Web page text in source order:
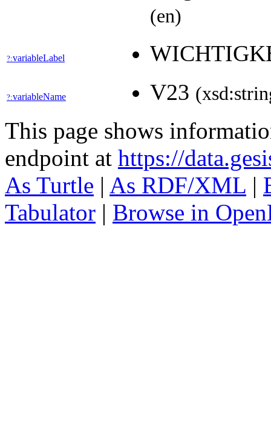
(en)
?:variableLabel
?:variableName V23
This page shows
endpoint at https://
As Turtle | As RDF/XML |
Tabulator | Browse in